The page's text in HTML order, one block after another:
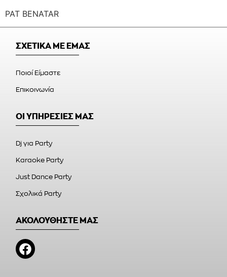
PAT BENATAR
ΣΧΕΤΙΚΑ ΜΕ ΕΜΑΣ
Ποιοί Είμαστε
Επικοινωνία
ΟΙ ΥΠΗΡΕΣΙΕΣ ΜΑΣ
Dj για Party
Karaoke Party
Just Dance Party
Σχολικά Party
ΑΚΟΛΟΥΘΗΣΤΕ ΜΑΣ